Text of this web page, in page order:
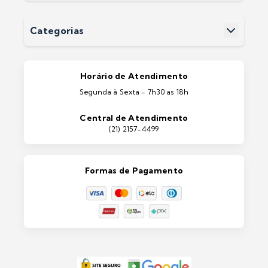
Entrega
Categorias
Portas e Janelas
Máquinas e Equipamentos
Lixeiras e Contentores
Horário de Atendimento
Segunda à Sexta - 7h30 as 18h
Central de Atendimento
(21) 2157-4499
Formas de Pagamento